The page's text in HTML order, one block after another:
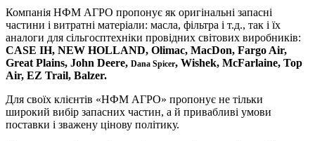
Компанія НФМ АГРО пропонує як оригінальні запасні
частини і витратні матеріали: масла, фільтра і т.д., так і їх
аналоги для сільгосптехніки провідних світових виробників:
CASE IH, NEW HOLLAND, Olimac, MacDon, Fargo Air,
Great Plains, John Deere, Dana Spicer, Wishek, McFarlaine, Top
Air, EZ Trail, Balzer.
Для своїх клієнтів «НФМ АГРО» пропонує не тільки
широкий вибір запасних частин, а й привабливі умови
поставки і зважену цінову політику.